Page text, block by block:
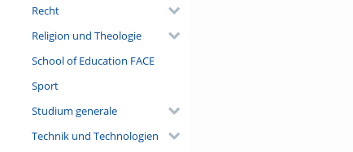
Recht
Religion und Theologie
School of Education FACE
Sport
Studium generale
Technik und Technologien